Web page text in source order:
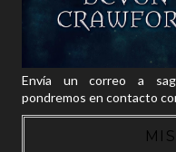
Envía un correo a
pondremos en contacto